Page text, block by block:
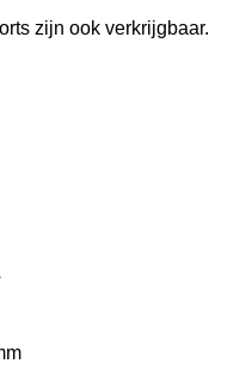
zijn ook verkrijgbaar.